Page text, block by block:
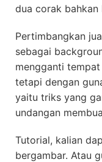
dua corak bahkan
Pertimbangkan
sebagai
mengganti
tetapi dengan
yaitu triks yang
undangan
Tutorial, kalian
bergambar. Atau